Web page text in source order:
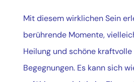
Mit diesem wirklichen Sein
berührende Momente,
Heilung und schöne
Begegnungen. Es kann sich